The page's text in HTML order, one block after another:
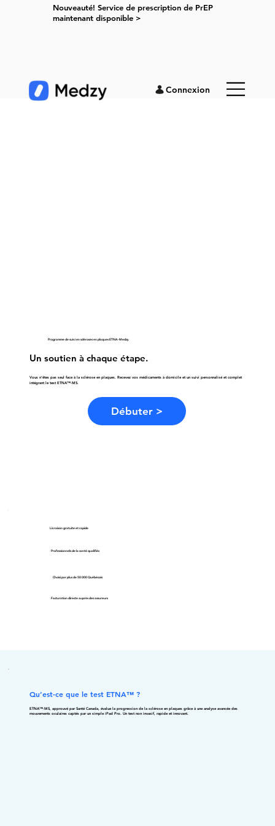
Nouveauté! Service de prescription de PrEP
maintenant disponible >
Connexion
Programme de suivi en scléroses en plaques ETNA-Medzy
Un soutien à chaque étape.
Vous n'êtes pas seul face à la sclérose en plaques. Recevez vos médicaments à domicile et un suivi personnalisé et complet
intégrant le test ETNA™‑MS.
Débuter >
Livraison gratuite et rapide
Facturation directe auprès des assureurs
Choisi par plus de 50 000 Québécois
Professionnels de la santé qualifiés
Qu’est-ce que le test ETNA™ ?
ETNA™‑MS, approuvé par Santé Canada, évalue la progression de la sclérose en plaques grâce à une analyse avancée des
mouvements oculaires captés par un simple iPad Pro. Un test non invasif, rapide et innovant.